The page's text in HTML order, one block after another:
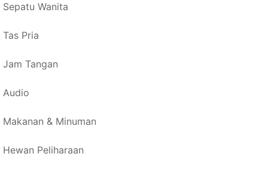
Sepatu Wanita
Tas Pria
Jam Tangan
Audio
Makanan & Minuman
Hewan Peliharaan